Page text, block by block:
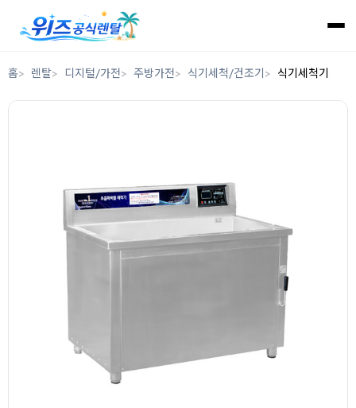
홈 렌탈 디지털/가전 주방가전 식기세척/건조기 식기세척기